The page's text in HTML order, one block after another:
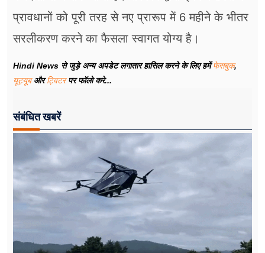
प्रावधानों को पूरी तरह से नए प्रारूप में 6 महीने के भीतर
सरलीकरण करने का फैसला स्वागत योग्य है।
Hindi News से जुड़े अन्य अपडेट लगातार हासिल करने के लिए हमेंफेसबुक,
यूट्यूबऔरट्विटरपर फॉलो करे...
संबंधित खबरें